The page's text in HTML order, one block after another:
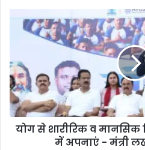
योग से शारीरिक व मानसिक
में अपनाएं - मंत्री